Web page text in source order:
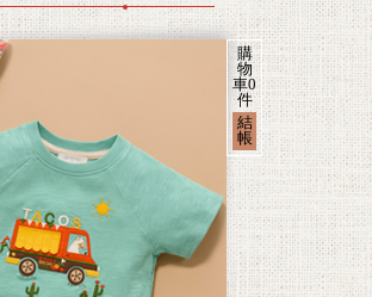
購
物
車0
件
結
帳